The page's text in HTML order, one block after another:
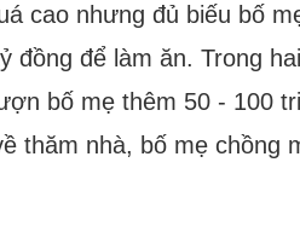
cao nhưng đủ biếu bố
để làm ăn. Trong
bố mẹ thêm 50 - 100
thăm nhà, bố mẹ